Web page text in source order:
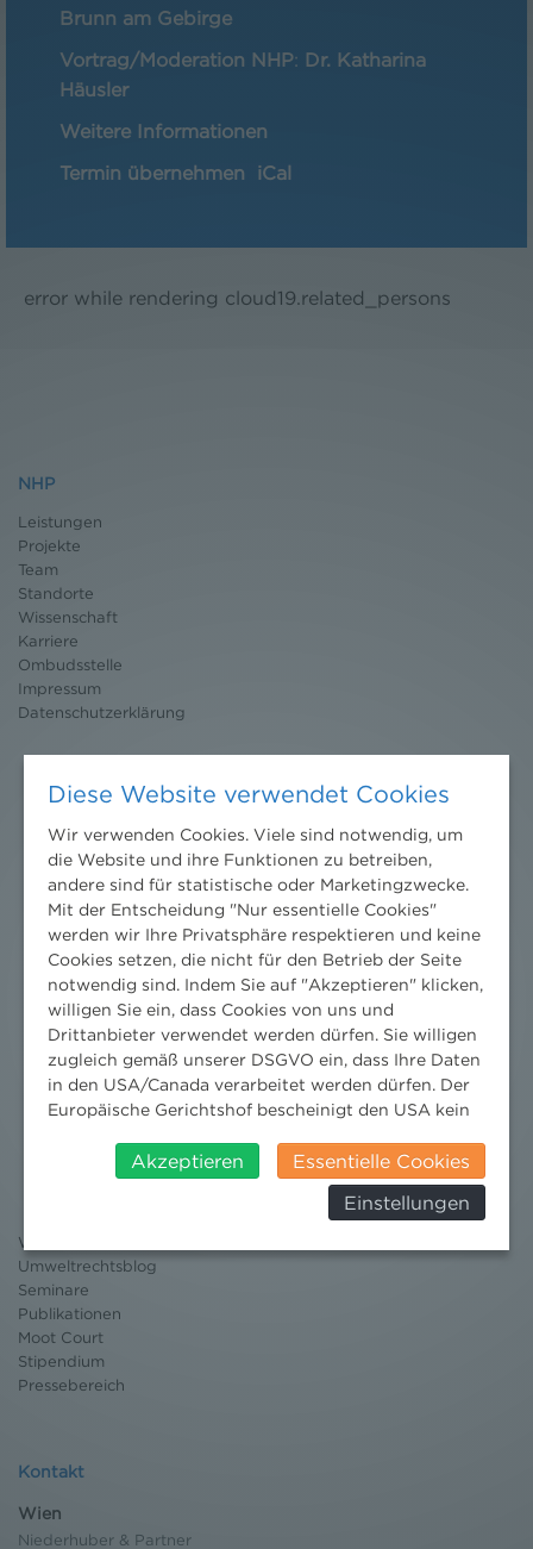
Brunn am Gebirge
Vortrag/Moderation NHP: Dr. Katharina
Häusler
Weitere Informationen
Termin übernehmen
iCal
error while rendering cloud19.related_persons
NHP
Leistungen
Projekte
Team
Standorte
Wissenschaft
Karriere
Ombudsstelle
Impressum
Datenschutzerklärung
News aktuell
3 Minuten Umweltrecht
Willkommen Umweltrecht
Umweltrechtsblog
Seminare
Publikationen
Moot Court
Stipendium
Pressebereich
Kontakt
Wien
Niederhuber & Partner
Diese Website verwendet Cookies
Wir verwenden Cookies. Viele sind notwendig, um
die Website und ihre Funktionen zu betreiben,
andere sind für statistische oder Marketingzwecke.
Mit der Entscheidung "Nur essentielle Cookies"
werden wir Ihre Privatsphäre respektieren und keine
Cookies setzen, die nicht für den Betrieb der Seite
notwendig sind. Indem Sie auf "Akzeptieren" klicken,
willigen Sie ein, dass Cookies von uns und
Drittanbieter verwendet werden dürfen. Sie willigen
zugleich gemäß unserer DSGVO ein, dass Ihre Daten
in den USA/Canada verarbeitet werden dürfen. Der
Europäische Gerichtshof bescheinigt den USA kein
insbesondere das Risiko, dass ihre Daten durch US-
Behörden, zu Kontroll- und zu
Überwachungszwecken, verarbeitet werden und
werden können. Zudem finden Sie am
Bildschirmrand ein Cookie-Icon wo Sie jederzeit Ihre
Einwilligung widerrufen und Widerspruch ausüben.
Weitere Infomationen finden Sie hier:
Datenschutzerklärung
Akzeptieren
Essentielle Cookies
Einstellungen